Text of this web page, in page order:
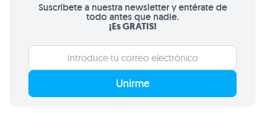
Suscríbete a nuestra newsletter y entérate de
todo antes que nadie.
¡Es GRATIS!
Unirme